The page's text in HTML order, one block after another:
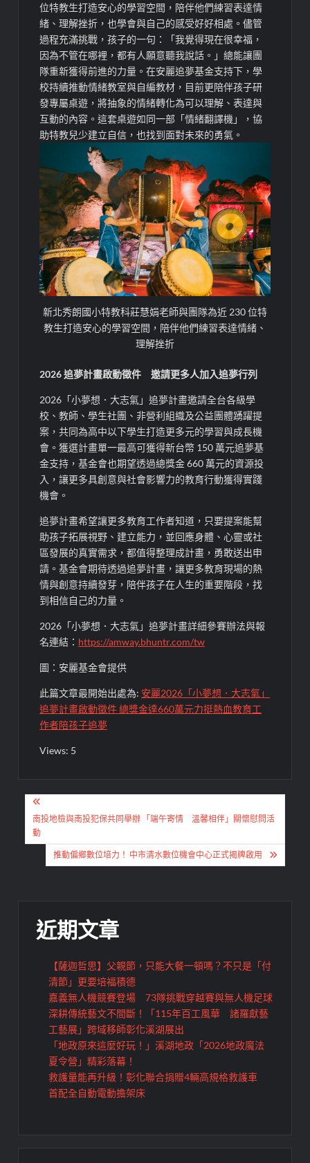
位特教生打造安心的學習空間，陪伴他們練習表達情
緒、理解挫折，也學會與自己的感受好好相處。儘管
過程充滿挑戰，孩子的一句：「我覺得現在很幸福，
因為不管在哪裡，都有人願意聽我說話。」總能讓團
隊重新獲得前進的力量。在安麗追夢基金支持下，學
校持續推動情緒教室與自編教材，目前更陪伴孩子研
發專屬桌遊 ，將抽象的情緒轉化為可以理解、表達與
互動的內容。這套桌遊如同一部「情緒翻譯機」，協
助特教兒少建立自信，也找到面對未來的勇氣。
新北秀朗國小特教科莊慧娟老師與團隊為近 230 位特
教生打造安心的學習空間，陪伴他們練習表達情緒、
理解挫折
2026追夢計畫啟動徵件 邀請更多人加入追夢行列
2026 「小夢想．大志氣」追夢計畫邀請全台各級學
校、教師、學生社團、非營利組織及公益團體踴躍提
案，共同為高中以下學生打造更多元的學習與成長機
會。獲選計畫單一最高可獲得新台幣 150萬元追夢基
金支持，基金會也期望透過總獎金660萬元的資源投
入，讓更多具創意與社會影響力的教育行動獲得實踐
機會。
追夢計畫希望讓更多教育工作者知道，只要提案能幫
助孩子拓展視野、建立能力，並回應身體、心靈或社
區發展的真實需求，都值得整理成計畫，勇敢送出申
請。基金會期待透過追夢計畫，讓更多教育現場的熱
情與創意持續發芽，陪伴孩子在人生的重要階段，找
到相信自己的力量。
2026 「小夢想．大志氣」追夢計畫詳細參賽辦法與報
名連結 ： https://amway.bhuntr.com/tw
圖：安麗基金會提供
此篇文章最開始出處為: 安麗2026「小夢想．大志氣」
追夢計畫啟動徵件 總獎金達660萬元力挺熱血教育工
作者陪孩子追夢
Views: 5
文
章
導
南投地檢與南投犯保共同舉辦 「端午寄情 溫馨相伴」關懷慰問活
動
推動偏鄉數位培力！ 中市清水數位機會中心正式揭牌啟用
近期文章
【薩迦哲思】父親節，只能大餐一頓嗎？不只是「付
清節」更要培福積德
嘉義無人機競賽登場 73隊挑戰穿越賽與無人機足球
深耕傳統藝文不間斷！「115年百工風華 諸羅獻藝
工藝展」跨域移師彰化溪湖展出
「地政原來這麼好玩！」溪湖地政「2026地政魔法
夏令營」精彩落幕！
救護量能再升級！彰化聯合捐贈4輛高規格救護車
首配全自動電動擔架床